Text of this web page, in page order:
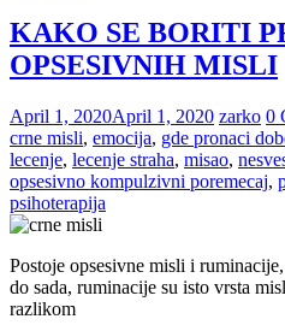
KAKO SE BORITI
OPSESIVNIH MISLI
April 1, 2020April 1, 2020 zarko 0
crne misli, emocija, gde pronaci
lecenje, lecenje straha, misao,
opsesivno kompulzivni poremecaj,
psihoterapija
Postoje opsesivne misli i
do sada, ruminacije su isto vrsta
razlikom